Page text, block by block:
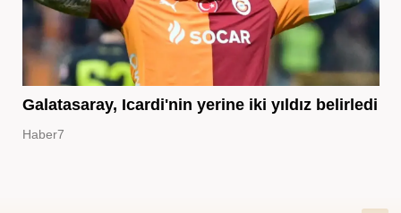
Galatasaray, Icardi'nin yerine iki yıldız belirledi
Haber7